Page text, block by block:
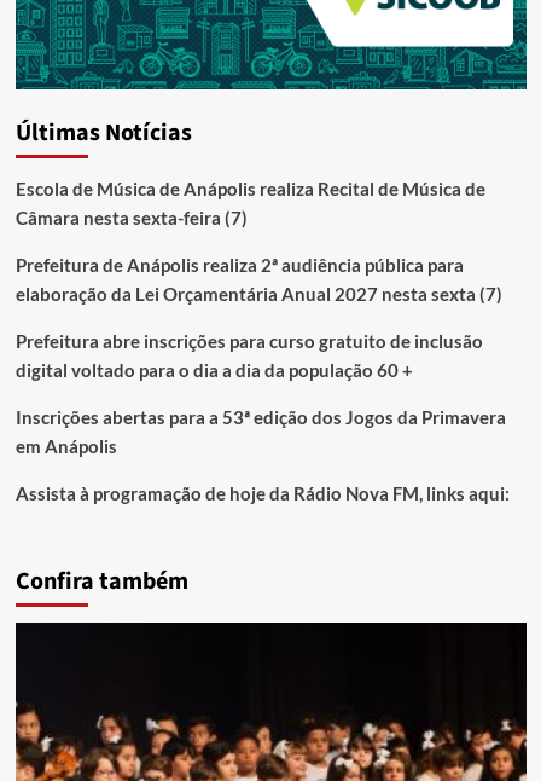
Últimas Notícias
Escola de Música de Anápolis realiza Recital de Música de
Câmara nesta sexta-feira (7)
Prefeitura de Anápolis realiza 2ª audiência pública para
elaboração da Lei Orçamentária Anual 2027 nesta sexta (7)
Prefeitura abre inscrições para curso gratuito de inclusão
digital voltado para o dia a dia da população 60 +
Inscrições abertas para a 53ª edição dos Jogos da Primavera
em Anápolis
Assista à programação de hoje da Rádio Nova FM, links aqui:
Confira também